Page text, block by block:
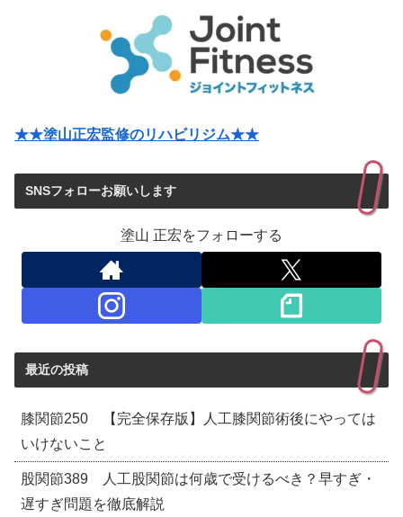
★★塗山正宏監修のリハビリジム★★
SNSフォローお願いします
塗山 正宏をフォローする
最近の投稿
膝関節250 【完全保存版】人工膝関節術後にやっては
いけないこと
股関節389 人工股関節は何歳で受けるべき？早すぎ・
遅すぎ問題を徹底解説